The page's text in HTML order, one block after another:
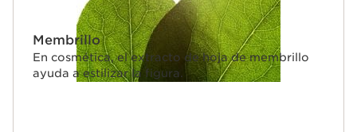
Membrillo
En cosmética, el extracto de hoja de membrillo
ayuda a estilizar la figura.